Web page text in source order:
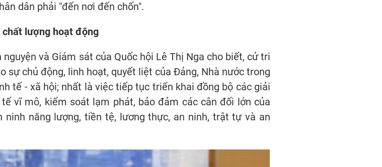
dân phải "đến nơi đến chốn".
chất lượng hoạt động
và Giám sát của Quốc hội Lê Thị Nga cho biết, cử tri
sự chủ động, linh hoạt, quyết liệt của Đảng, Nhà nước trong
tế - xã hội; nhất là việc tiếp tục triển khai đồng bộ các giải
vĩ mô, kiểm soát lạm phát, bảo đảm các cân đối lớn của
năng lượng, tiền tệ, lương thực, an ninh, trật tự và an